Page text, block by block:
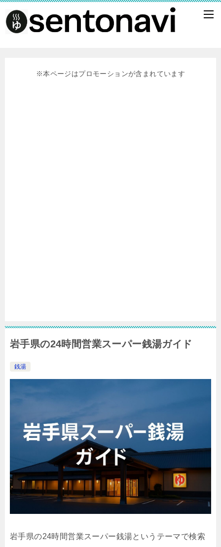
※本ページはプロモーションが含まれています
岩手県の24時間営業スーパー銭湯ガイド
銭湯
岩手県の24時間営業スーパー銭湯というテーマで検索